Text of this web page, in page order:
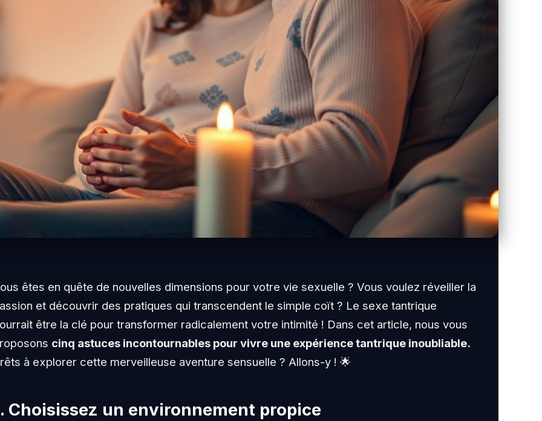
êtes en quête de nouvelles dimensions pour votre vie sexuelle ? Vous voulez réveiller la
et découvrir des pratiques qui transcendent le simple coït ? Le sexe tantrique
être la clé pour transformer radicalement votre intimité ! Dans cet article, nous vous
cinq astuces incontournables pour vivre une expérience tantrique inoubliable.
à explorer cette merveilleuse aventure sensuelle ? Allons-y ! 🌟
Choisissez un environnement propice